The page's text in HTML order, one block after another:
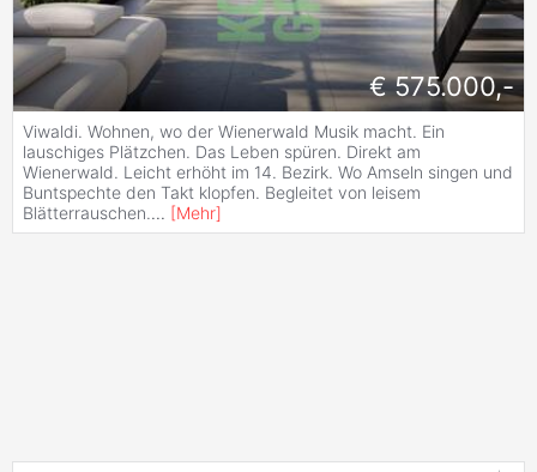
€ 575.000,-
Viwaldi. Wohnen, wo der Wienerwald Musik macht. Ein
lauschiges Plätzchen. Das Leben spüren. Direkt am
Wienerwald. Leicht erhöht im 14. Bezirk. Wo Amseln singen und
Buntspechte den Takt klopfen. Begleitet von leisem
Blätterrauschen.... [Mehr]